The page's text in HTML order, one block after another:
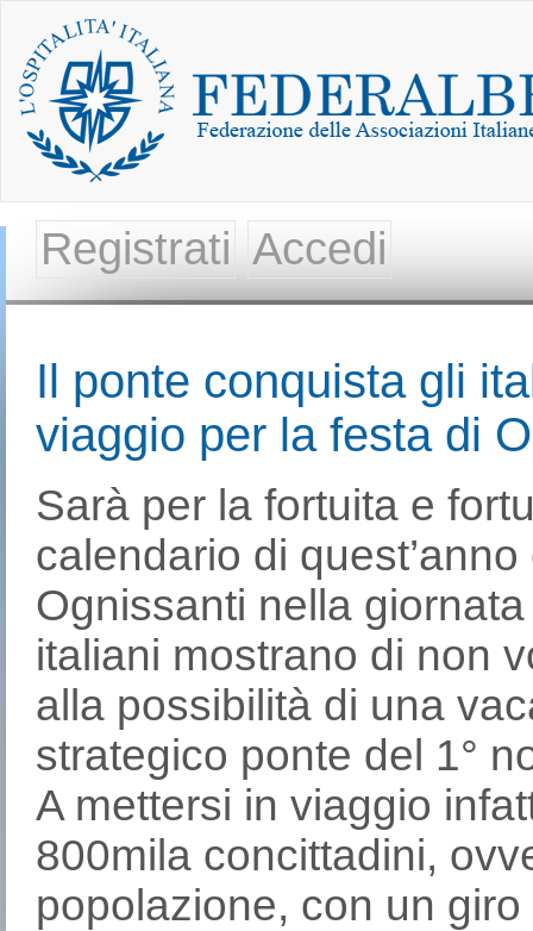
Registrati Accedi
Il ponte conquista gli
viaggio per la festa di
Sarà per la fortuita e
calendario di
Ognissanti nella
italiani mostrano di non
alla possibilità di una
strategico ponte del 1°
A mettersi in viaggio
800mila concittadini,
popolazione, con un